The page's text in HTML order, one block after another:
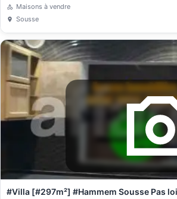
Maisons à vendre
Sousse
#Villa [#297m²] #Hammem Sousse Pas